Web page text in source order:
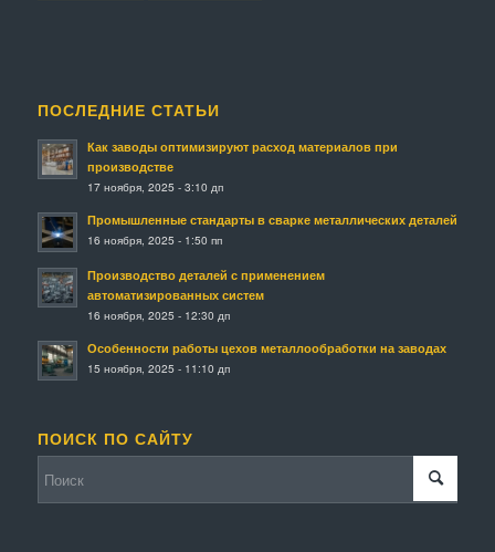
ПОСЛЕДНИЕ СТАТЬИ
Как заводы оптимизируют расход материалов при
производстве
17 ноября, 2025 - 3:10 дп
Промышленные стандарты в сварке металлических деталей
16 ноября, 2025 - 1:50 пп
Производство деталей с применением
автоматизированных систем
16 ноября, 2025 - 12:30 дп
Особенности работы цехов металлообработки на заводах
15 ноября, 2025 - 11:10 дп
ПОИСК ПО САЙТУ